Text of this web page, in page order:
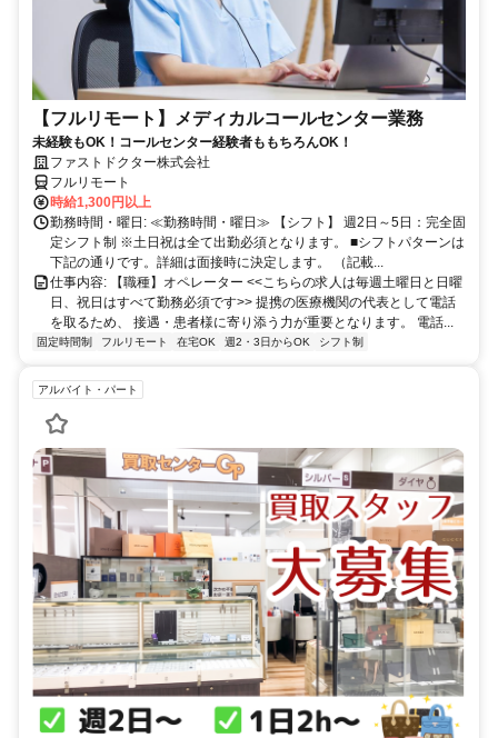
【フルリモート】メディカルコールセンター業務
未経験もOK！コールセンター経験者ももちろんOK！
ファストドクター株式会社
フルリモート
時給1,300円以上
勤務時間・曜日: ≪勤務時間・曜日≫ 【シフト】 週2日～5日：完全固
定シフト制 ※土日祝は全て出勤必須となります。ㅤ ■シフトパターンは
下記の通りです。詳細は面接時に決定します。 （記載...
仕事内容: 【職種】オペレーター <<こちらの求人は毎週土曜日と日曜
日、祝日はすべて勤務必須です>> 提携の医療機関の代表として電話
を取るため、 接遇・患者様に寄り添う力が重要となります。 電話...
固定時間制 フルリモート 在宅OK 週2・3日からOK シフト制
アルバイト・パート